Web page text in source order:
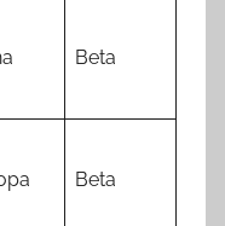
Beta
Beta